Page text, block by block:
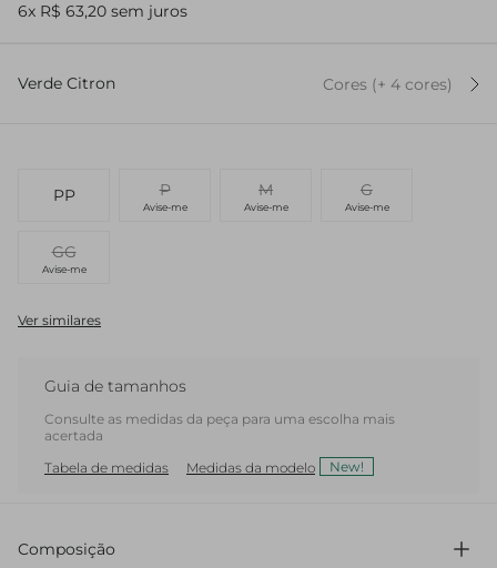
6x R$ 63,20 sem juros
Verde Citron Cores (+ 4 cores)
PP P
Avise-me
M
Avise-me
G
Avise-me
GG
Avise-me
Ver similares
Guia de tamanhos
Consulte as medidas da peça para uma escolha mais
acertada
Tabela de medidas
Medidas da modelo New!
Composição